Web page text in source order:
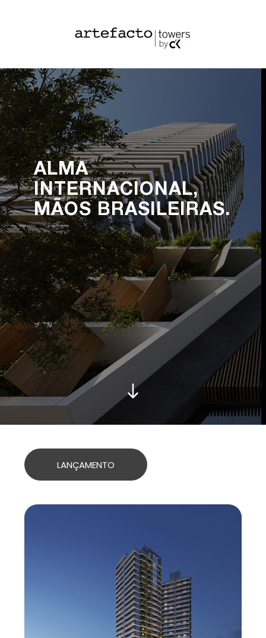
ALMA
INTERNACIONAL,
MÃOS BRASILEIRAS.
LANÇAMENTO